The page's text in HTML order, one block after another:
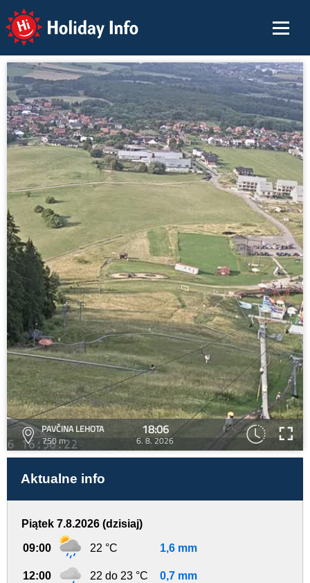
Holiday Info
PAVČINA LEHOTA
750 m
18:06
6. 8. 2026
Aktualne info
Piątek 7.8.2026 (dzisiaj)
09:00 22 °C 1,6 mm
12:00 22 do 23 °C 0,7 mm